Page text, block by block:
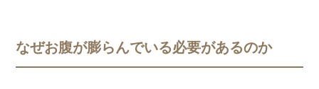
なぜお腹が膨らんでいる必要があるのか